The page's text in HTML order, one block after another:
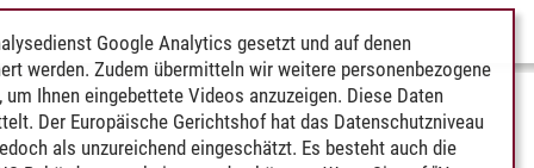
Google Analytics gesetzt und auf denen
werden. Zudem übermitteln wir weitere personenbezogene
Ihnen eingebettete Videos anzuzeigen. Diese Daten
Der Europäische Gerichtshof hat das Datenschutzniveau
als unzureichend eingeschätzt. Es besteht auch die